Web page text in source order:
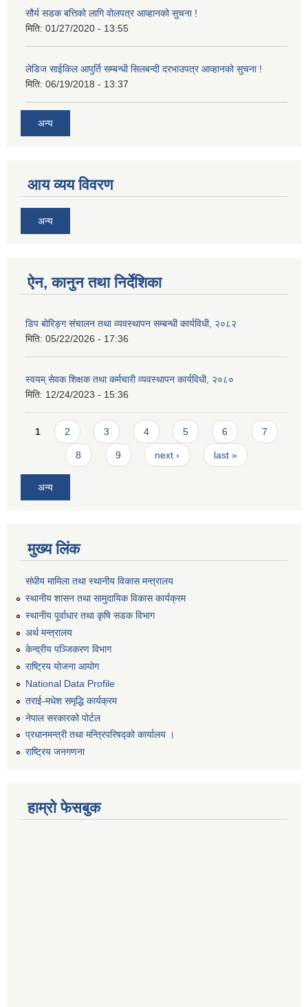
सौर्य सडक बत्तिको लागि वोलपत्र आव्हानको सुचना !
मिति: 01/27/2020 - 13:55
लेडिज साईकिल आपुर्ति सम्बन्धी सिलबन्दी दरभाउपत्र आव्हानको सुचना !
मिति: 06/19/2018 - 13:37
अन्य
आय व्यय विवरण
अन्य
ऐन, कानुन तथा निर्देशिका
डिप बोरिङ्ग संचालन तथा व्यवस्थापन सम्बन्धी कार्यविधी, २०८२
मिति: 05/22/2026 - 17:36
स्वयम् सेवक शिक्षक तथा कर्मचारी व्यवस्थापन कार्यविधी, २०८०
मिति: 12/24/2023 - 15:36
Pages
1 2 3 4 5 6 7
8 9 next › last »
अन्य
मुख्य लिंक
संघीय मामिला तथा स्थानीय विकास मन्त्रालय
स्थानीय शासन तथा सामुदायिक विकास कार्यक्रम
स्थानीय पूर्वाधार तथा कृषि सडक विभाग
अर्थ मन्त्रालय
केन्द्रीय पञ्जिकरण विभाग
राष्ट्रिय योजना आयोग
National Data Profile
तराई-मधेश समृद्धि कार्यक्रम
नेपाल सरकारको पोर्टल
प्रधानमन्त्री तथा मन्त्रिपरिषद्को कार्यालय ।
राष्ट्रिय जनगणना
हाम्रो फेसबुक